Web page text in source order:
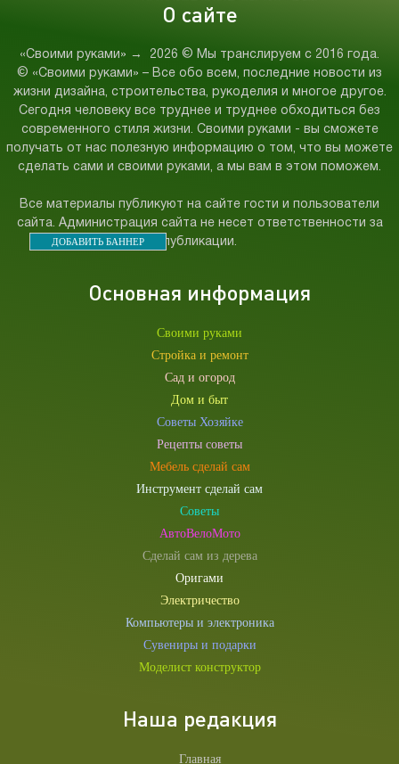
О сайте
«Своими руками» → 2026 © Мы транслируем с 2016 года.
© «Своими руками» – Все обо всем, последние новости из
жизни дизайна, строительства, рукоделия и многое другое.
Сегодня человеку все труднее и труднее обходиться без
современного стиля жизни. Своими руками - вы сможете
получать от нас полезную информацию о том, что вы можете
сделать сами и своими руками, а мы вам в этом поможем.
Все материалы публикуют на сайте гости и пользователи
сайта. Администрация сайта не несет ответственности за
публикации.
ДОБАВИТЬ БАННЕР
Основная информация
Своими руками
Стройка и ремонт
Сад и огород
Дом и быт
Советы Хозяйке
Рецепты советы
Мебель сделай сам
Инструмент сделай сам
Советы
АвтоВелоМото
Сделай сам из дерева
Оригами
Электричество
Компьютеры и электроника
Сувениры и подарки
Моделист конструктор
Наша редакция
Главная